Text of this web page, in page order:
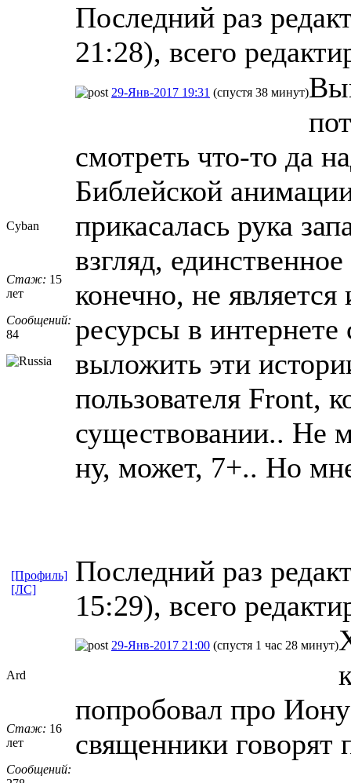
Последний раз
21:28), всего
Cyban
Стаж: 15
лет
Сообщений:
84
29-Янв-2017 19:31 (спустя 38 минут)
смотреть что-то да
Библейской
прикасалась рука
взгляд,
конечно, не
ресурсы в
выложить эти
пользователя Front,
существовании.. Не
ну, может, 7+.. Но
Последний раз
15:29), всего
[Профиль]
[ЛС]
Ard
Стаж: 16
лет
Сообщений:
29-Янв-2017 21:00 (спустя 1 час 28 минут)
попробовал про
священники говорят